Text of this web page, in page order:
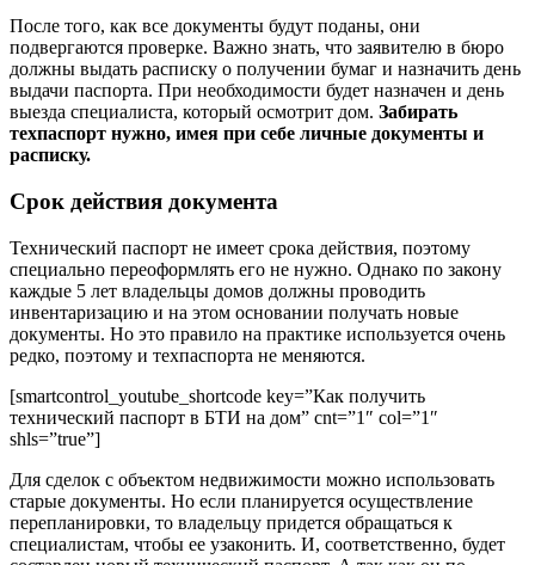
После того, как все документы будут поданы, они
подвергаются проверке. Важно знать, что заявителю в бюро
должны выдать расписку о получении бумаг и назначить день
выдачи паспорта. При необходимости будет назначен и день
выезда специалиста, который осмотрит дом. Забирать
техпаспорт нужно, имея при себе личные документы и
расписку.
Срок действия документа
Технический паспорт не имеет срока действия, поэтому
специально переоформлять его не нужно. Однако по закону
каждые 5 лет владельцы домов должны проводить
инвентаризацию и на этом основании получать новые
документы. Но это правило на практике используется очень
редко, поэтому и техпаспорта не меняются.
[smartcontrol_youtube_shortcode key=”Как получить
технический паспорт в БТИ на дом” cnt=”1″ col=”1″
shls=”true”]
Для сделок с объектом недвижимости можно использовать
старые документы. Но если планируется осуществление
перепланировки, то владельцу придется обращаться к
специалистам, чтобы ее узаконить. И, соответственно, будет